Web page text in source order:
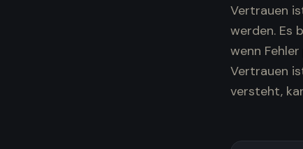
Vertrauen
werden. Es
wenn
Vertrauen
versteht,